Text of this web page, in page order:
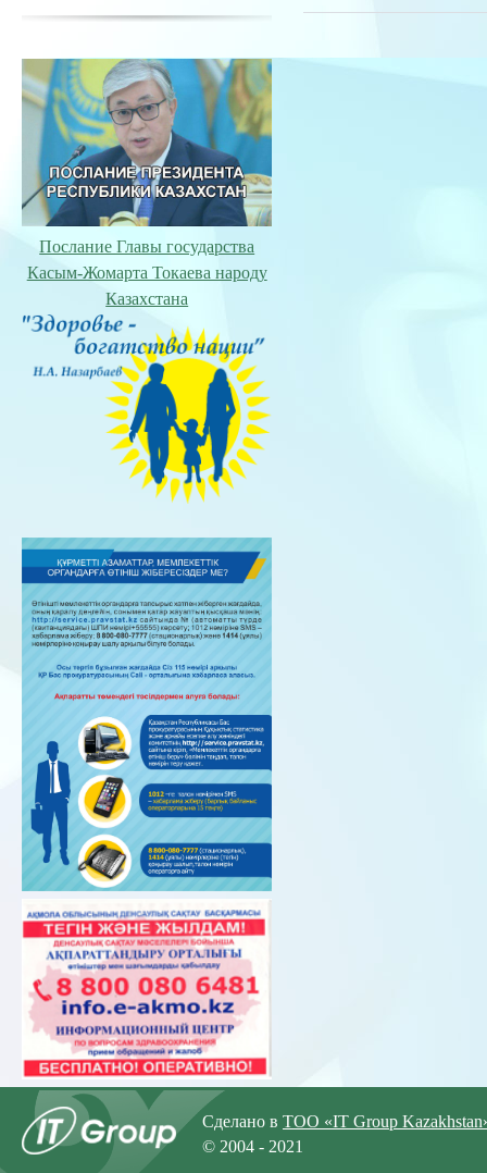
Послание Главы государства
Касым-Жомарта Токаева народу
Казахстана
Сделано в ТОО «IT Group
© 2004 - 2021